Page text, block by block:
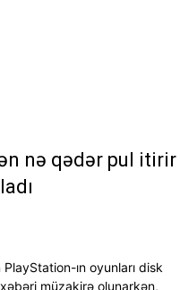
nə qədər pul itirir
ın oyunları disk
müzakirə olunarkən,